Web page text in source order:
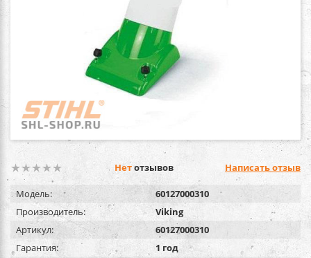
Нетотзывов Написать отзыв
Модель:
60127000310
Производитель:
Viking
Артикул:
60127000310
Гарантия:
1 год